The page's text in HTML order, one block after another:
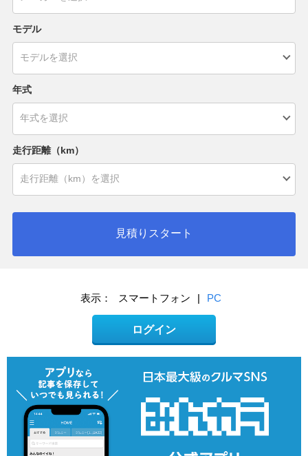
モデル
年式
走行距離（km）
見積りスタート
表示： スマートフォン | PC
ログイン